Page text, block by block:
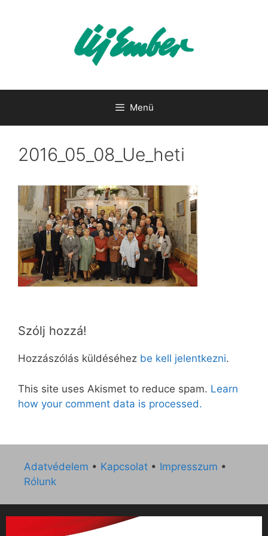
Menü
2016_05_08_Ue_heti
Szólj hozzá!
Hozzászólás küldéséhez be kell jelentkezni.
This site uses Akismet to reduce spam. Learn
how your comment data is processed.
Adatvédelem • Kapcsolat • Impresszum •
Rólunk